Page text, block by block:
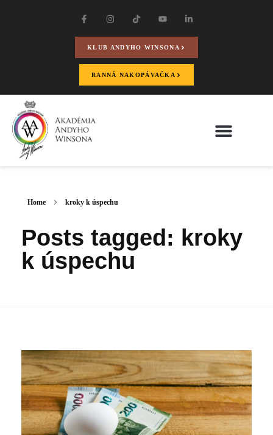
KLUB ANDYHO WINSONA
RANNÁ NAKOPÁVAČKA
Home kroky k úspechu
Posts tagged: kroky
k úspechu